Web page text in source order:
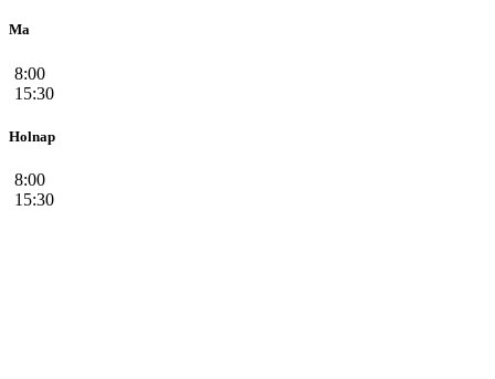
Ma
8:00
15:30
Holnap
8:00
15:30